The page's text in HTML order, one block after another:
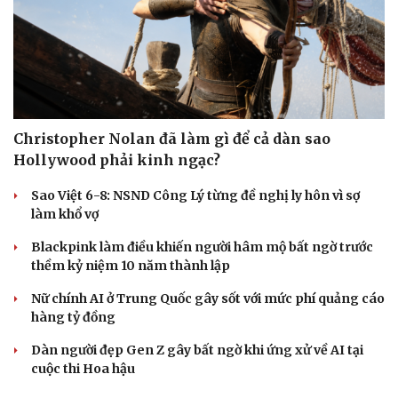
Christopher Nolan đã làm gì để cả dàn sao
Hollywood phải kinh ngạc?
Sao Việt 6-8: NSND Công Lý từng đề nghị ly hôn vì sợ
làm khổ vợ
Blackpink làm điều khiến người hâm mộ bất ngờ trước
thềm kỷ niệm 10 năm thành lập
Nữ chính AI ở Trung Quốc gây sốt với mức phí quảng cáo
hàng tỷ đồng
Dàn người đẹp Gen Z gây bất ngờ khi ứng xử về AI tại
cuộc thi Hoa hậu